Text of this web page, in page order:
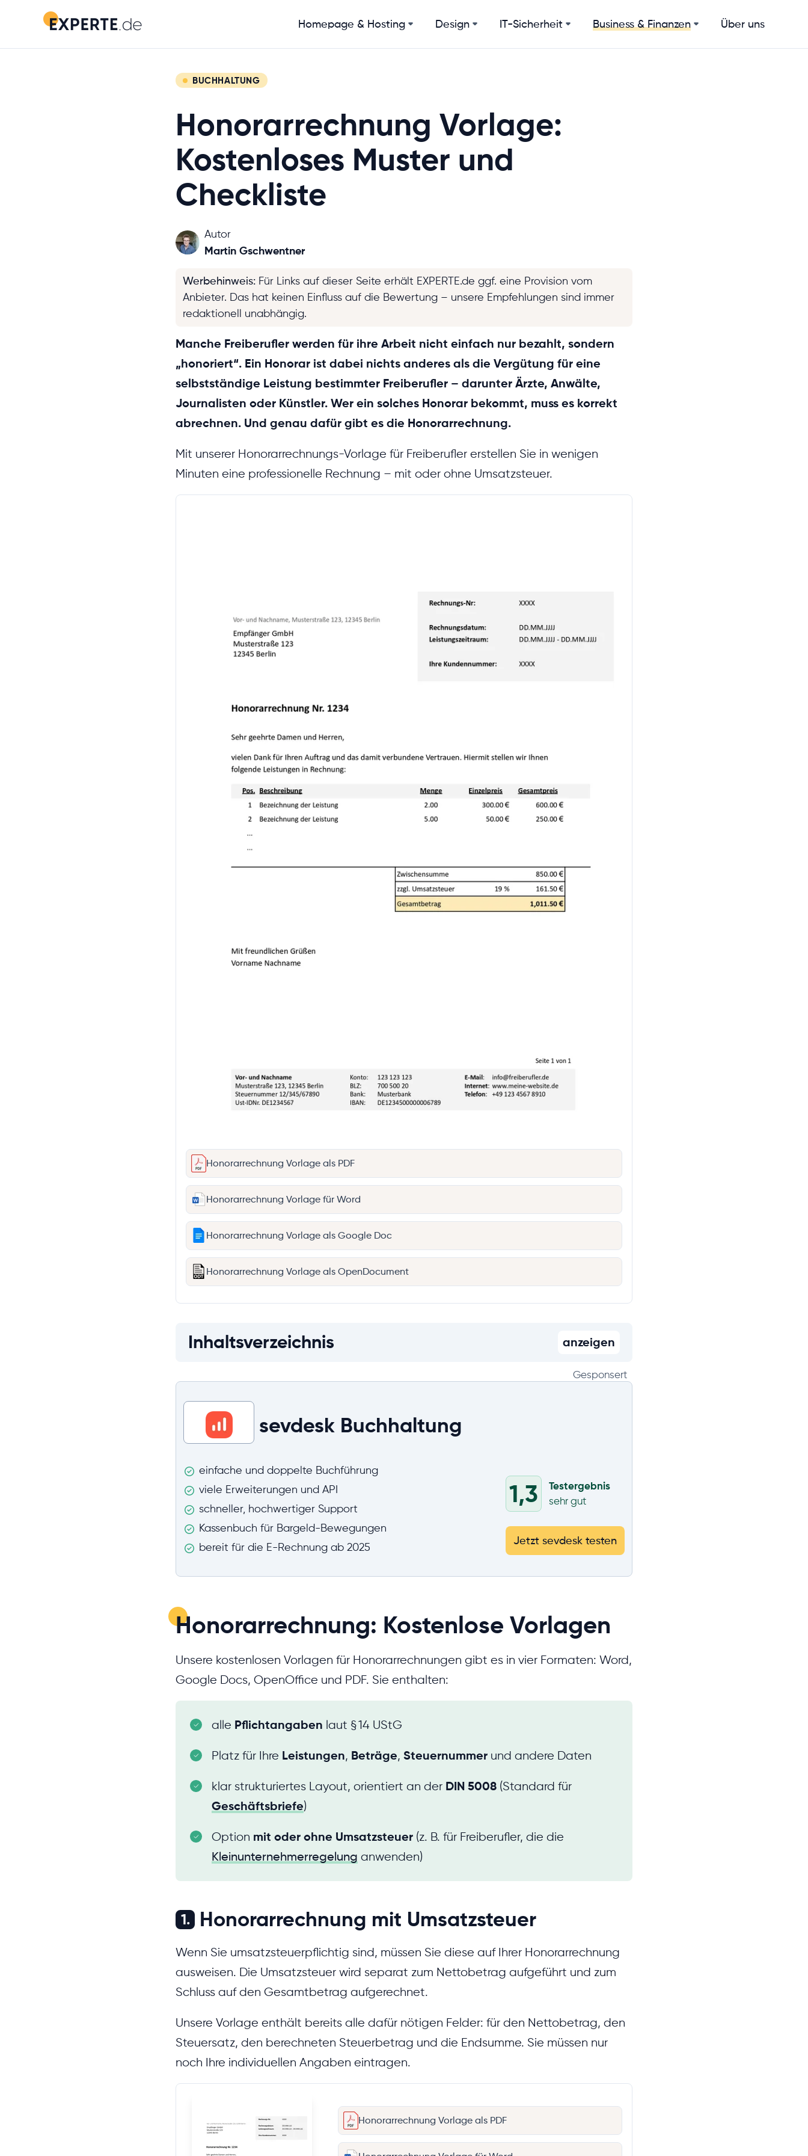
Homepage & Hosting Design IT-Sicherheit Business & Finanzen Über uns
BUCHHALTUNG
Honorarrechnung Vorlage:
Kostenloses Muster und
Checkliste
Autor
Martin Gschwentner
Werbehinweis: Für Links auf dieser Seite erhält EXPERTE.de ggf. eine Provision vom
Anbieter. Das hat keinen Einfluss auf die Bewertung – unsere Empfehlungen sind immer
redaktionell unabhängig.
Manche Freiberufler werden für ihre Arbeit nicht einfach nur bezahlt, sondern
„honoriert“. Ein Honorar ist dabei nichts anderes als die Vergütung für eine
selbstständige Leistung bestimmter Freiberufler – darunter Ärzte, Anwälte,
Journalisten oder Künstler. Wer ein solches Honorar bekommt, muss es korrekt
abrechnen. Und genau dafür gibt es die Honorarrechnung.
Mit unserer Honorarrechnungs-Vorlage für Freiberufler erstellen Sie in wenigen
Minuten eine professionelle Rechnung – mit oder ohne Umsatzsteuer.
Honorarrechnung Vorlage als PDF
Honorarrechnung Vorlage für Word
Honorarrechnung Vorlage als Google Doc
Honorarrechnung Vorlage als OpenDocument
Inhaltsverzeichnis anzeigen
Gesponsert
sevdesk Buchhaltung
einfache und doppelte Buchführung
viele Erweiterungen und API
schneller, hochwertiger Support
Kassenbuch für Bargeld-Bewegungen
bereit für die E-Rechnung ab 2025
1,3 Testergebnis
sehr gut
Jetzt sevdesk testen
Honorarrechnung: Kostenlose Vorlagen
Unsere kostenlosen Vorlagen für Honorarrechnungen gibt es in vier Formaten: Word,
Google Docs, OpenOffice und PDF. Sie enthalten:
alle Pflichtangaben laut § 14 UStG
Platz für Ihre Leistungen, Beträge, Steuernummer und andere Daten
klar strukturiertes Layout, orientiert an der DIN 5008 (Standard für
Geschäftsbriefe)
Option mit oder ohne Umsatzsteuer (z. B. für Freiberufler, die die
Kleinunternehmerregelung anwenden)
1. Honorarrechnung mit Umsatzsteuer
Wenn Sie umsatzsteuerpflichtig sind, müssen Sie diese auf Ihrer Honorarrechnung
ausweisen. Die Umsatzsteuer wird separat zum Nettobetrag aufgeführt und zum
Schluss auf den Gesamtbetrag aufgerechnet.
Unsere Vorlage enthält bereits alle dafür nötigen Felder: für den Nettobetrag, den
Steuersatz, den berechneten Steuerbetrag und die Endsumme. Sie müssen nur
noch Ihre individuellen Angaben eintragen.
Honorarrechnung Vorlage als PDF